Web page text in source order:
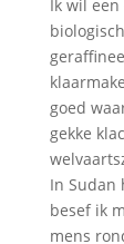
Ik wil
goed
gekke
In Sudan
besef ik
mens